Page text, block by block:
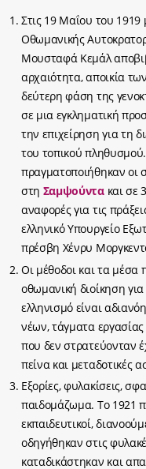
Στις 19 Μαΐου του 1919
Οθωμανικής
Μουσταφά Κεμάλ
αρχαιότητα, αποικία
δεύτερη φάση της
σε μια εγκληματική
την επιχείρηση για τη
του τοπικού
πραγματοποιήθηκαν οι
στη Σαμψούντακαι σε
αναφορές για τις
ελληνικό Υπουργείο
πρέσβη Χένρυ
Οι μέθοδοι και τα
οθωμανική διοίκηση
ελληνισμό είναι
νέων, τάγματα
που δεν στρατεύονταν
πείνα και μεταδοτικές
Εξορίες, φυλακίσεις,
παιδομάζωμα. Το 1921
εκπαιδευτικοί,
οδηγήθηκαν στις
καταδικάστηκαν και